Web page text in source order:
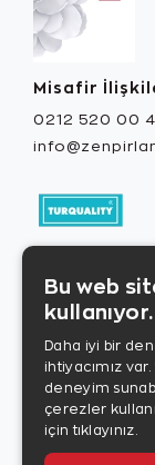
Misafir
0212 520 00
Bu web
kullanıyor.
Daha iyi bir
ihtiyacımız
deneyim
çerezler
için tıklayınız.